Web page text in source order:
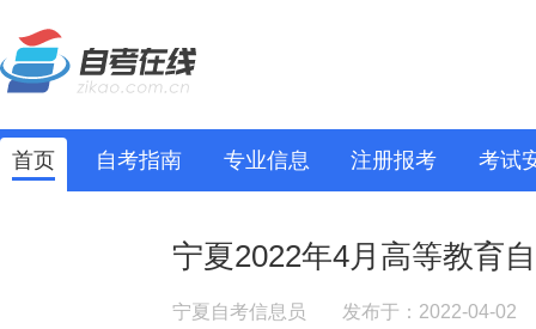
首页 自考指南 专业信息 注册报考 考试
宁夏2022年4月高等教育
宁夏自考信息员 发布于：2022-04-02